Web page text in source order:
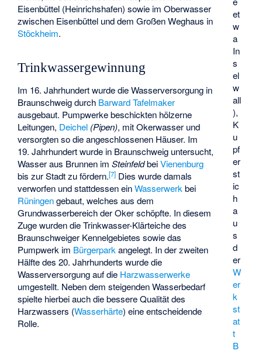
et
w
a
In
s
el
w
all
),
K
u
pf
er
st
ic
h
a
u
s
d
er
W
er
k
st
at
t
B
Eisenbüttel (Heinrichshafen) sowie im Oberwasser
zwischen Eisenbüttel und demGroßen Weghaus in
Stöckheim.
Trinkwassergewinnung
Im 16. Jahrhundert wurde die Wasserversorgung in
Braunschweig durch Barward Tafelmaker
ausgebaut. Pumpwerke beschickten hölzerne
Leitungen, Deichel (Pipen), mit Okerwasser und
versorgten so die angeschlossenen Häuser. Im
19. Jahrhundert wurde in Braunschweig untersucht,
Wasser aus Brunnen imSteinfeldbeiVienenburg
bis zur Stadt zu fördern.[7] Dies wurde damals
verworfen und stattdessen einWasserwerkbei
Rüningengebaut, welches aus dem
Grundwasserbereich der Oker schöpfte. In diesem
Zuge wurden die Trinkwasser-Klärteiche des
Braunschweiger Kennelgebietes sowie das
Pumpwerk im Bürgerparkangelegt. In der zweiten
Hälfte des 20. Jahrhunderts wurde die
Wasserversorgung auf die Harzwasserwerke
umgestellt. Neben dem steigenden Wasserbedarf
spielte hierbei auch die bessere Qualität des
Harzwassers (Wasserhärte) eine entscheidende
Rolle.